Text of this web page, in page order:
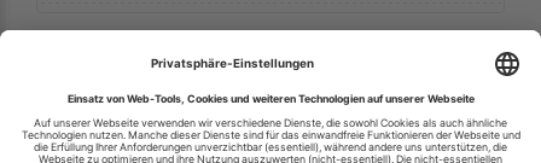
Ihren RSS-Feed veröffentlichen